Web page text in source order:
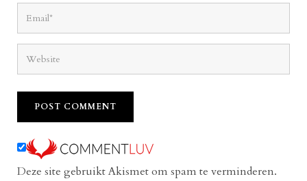
Deze site gebruikt Akismet om spam te verminderen.